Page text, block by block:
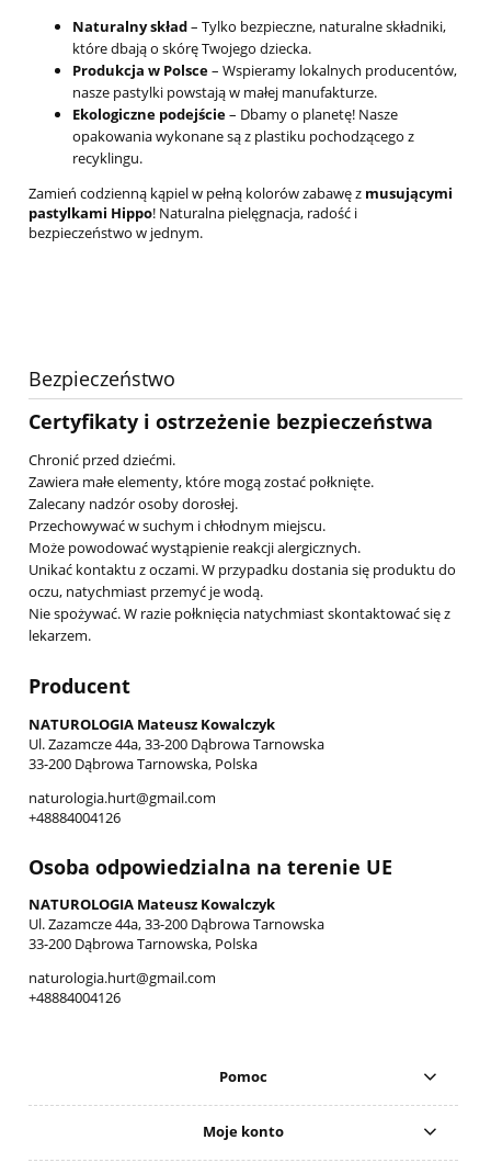
Naturalny skład– Tylko bezpieczne, naturalne składniki,
które dbają o skórę Twojego dziecka.
Produkcja w Polsce– Wspieramy lokalnych producentów,
nasze pastylki powstają w małej manufakturze.
Ekologiczne podejście– Dbamy o planetę! Nasze
opakowania wykonane są z plastiku pochodzącego z
recyklingu.
Zamień codzienną kąpiel w pełną kolorów zabawę z musującymi
pastylkami Hippo! Naturalna pielęgnacja, radość i
bezpieczeństwo w jednym.
Bezpieczeństwo
Certyfikaty i ostrzeżenie bezpieczeństwa
Chronić przed dziećmi.
Zawiera małe elementy, które mogą zostać połknięte.
Zalecany nadzór osoby dorosłej.
Przechowywać w suchym i chłodnym miejscu.
Może powodować wystąpienie reakcji alergicznych.
Unikać kontaktu z oczami. W przypadku dostania się produktu do
oczu, natychmiast przemyć je wodą.
Nie spożywać. W razie połknięcia natychmiast skontaktować się z
lekarzem.
Producent
NATUROLOGIA Mateusz Kowalczyk
Ul. Zazamcze 44a, 33-200 Dąbrowa Tarnowska
33-200 Dąbrowa Tarnowska, Polska
naturologia.hurt@gmail.com
+48884004126
Osoba odpowiedzialna na terenie UE
NATUROLOGIA Mateusz Kowalczyk
Ul. Zazamcze 44a, 33-200 Dąbrowa Tarnowska
33-200 Dąbrowa Tarnowska, Polska
naturologia.hurt@gmail.com
+48884004126
Pomoc
Moje konto